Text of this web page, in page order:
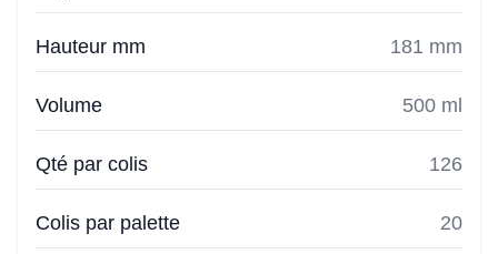
Hauteur mm 181 mm
Volume 500 ml
Qté par colis 126
Colis par palette 20